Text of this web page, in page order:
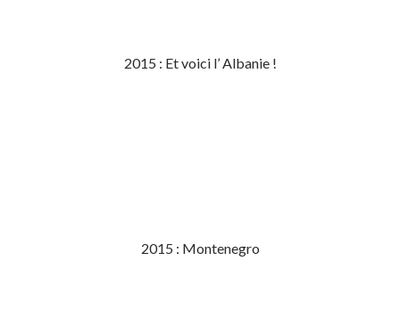
2015 : Et voici l’ Albanie !
2015 : Montenegro